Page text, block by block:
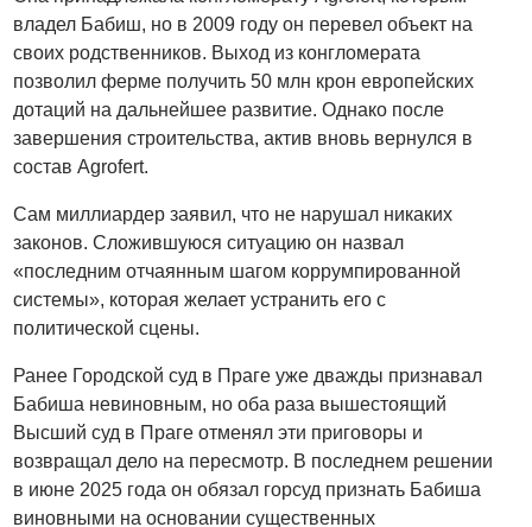
владел Бабиш, но в 2009 году он перевел объект на
своих родственников. Выход из конгломерата
позволил ферме получить 50 млн крон европейских
дотаций на дальнейшее развитие. Однако после
завершения строительства, актив вновь вернулся в
состав Agrofert.
Сам миллиардер заявил, что не нарушал никаких
законов. Сложившуюся ситуацию он назвал
«последним отчаянным шагом коррумпированной
системы», которая желает устранить его с
политической сцены.
Ранее Городской суд в Праге уже дважды признавал
Бабиша невиновным, но оба раза вышестоящий
Высший суд в Праге отменял эти приговоры и
возвращал дело на пересмотр. В последнем решении
в июне 2025 года он обязал горсуд признать Бабиша
виновными на основании существенных